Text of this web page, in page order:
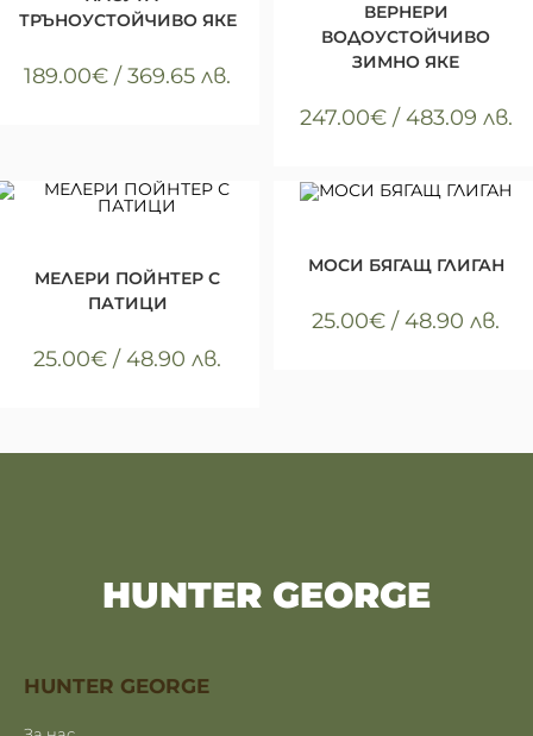
ТРЪНОУСТОЙЧИВО ЯКЕ
189.00€ / 369.65 лв.
ВЕРНЕРИ
ВОДОУСТОЙЧИВО
ЗИМНО ЯКЕ
247.00€/ 483.09 лв.
MЕЛЕРИ ПОЙНТЕР С
ПАТИЦИ
25.00€ / 48.90 лв.
МОСИ БЯГАЩ ГЛИГАН
25.00€ / 48.90 лв.
HUNTER GEORGE
HUNTER GEORGE